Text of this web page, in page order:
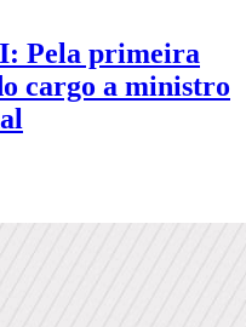
Pela primeira
cargo a ministro